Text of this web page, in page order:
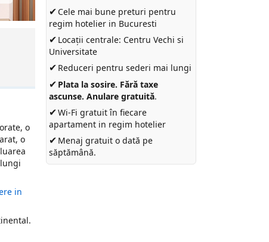
o
o
in
✔ Cele mai bune preturi pentru
regim hotelier in Bucuresti
✔ Locații centrale: Centru Vechi si
Universitate
✔ Reduceri pentru sederi mai lungi
✔ Plata la sosire. Fără taxe
ascunse. Anulare gratuită.
✔Wi-Fi gratuit în fiecare
apartament in regim hotelier
✔ Menaj gratuit o dată pe
săptămână.